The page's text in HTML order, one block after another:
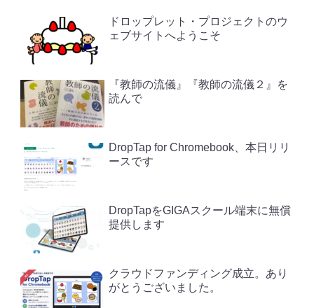
ドロップレット・プロジェクトのウ
ェブサイトへようこそ
『教師の流儀』『教師の流儀２』を
読んで
DropTap for Chromebook、本日リリ
ースです
DropTapをGIGAスクール端末に無償
提供します
クラウドファンディング成立。あり
がとうございました。